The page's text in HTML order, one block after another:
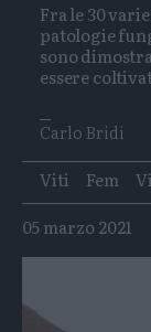
Fra le 30
patologie
sono
essere
Carlo Bridi
Tags
Viti Fem
05 marzo 2021